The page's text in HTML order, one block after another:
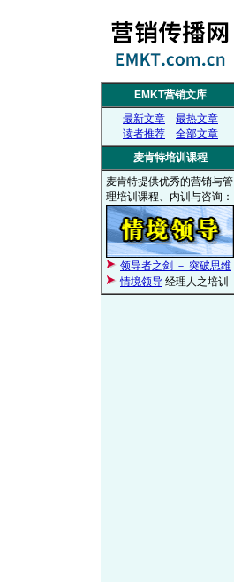
EMKT营销文库
最新文章
最热文章
读者推荐
全部文章
麦肯特培训课程
麦肯特提供优秀的营销与管
理培训课程、内训与咨询：
领导者之剑 － 突破思维
情境领导 经理人之培训